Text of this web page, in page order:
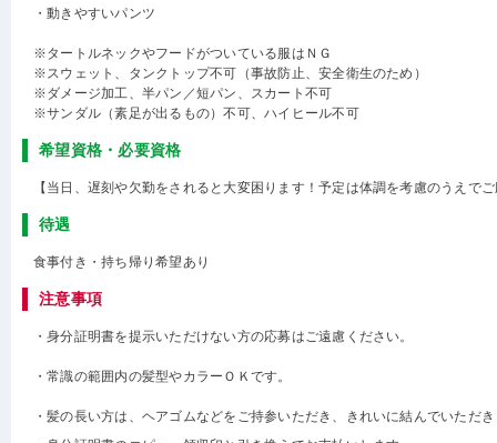
・動きやすいパンツ
※タートルネックやフードがついている服はＮＧ
※スウェット、タンクトップ不可（事故防止、安全衛生のため）
※ダメージ加工、半パン／短パン、スカート不可
※サンダル（素足が出るもの）不可、ハイヒール不可
希望資格・必要資格
【当日、遅刻や欠勤をされると大変困ります！予定は体調を考慮のうえで
待遇
食事付き・持ち帰り希望あり
注意事項
・身分証明書を提示いただけない方の応募はご遠慮ください。
・常識の範囲内の髪型やカラーＯＫです。
・髪の長い方は、ヘアゴムなどをご持参いただき、きれいに結んでいただ